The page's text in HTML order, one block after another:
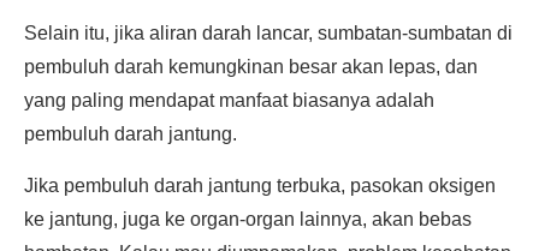
Selain itu, jika aliran darah lancar, sumbatan-sumbatan di
pembuluh darah kemungkinan besar akan lepas, dan
yang paling mendapat manfaat biasanya adalah
pembuluh darah jantung.
Jika pembuluh darah jantung terbuka, pasokan oksigen
ke jantung, juga ke organ-organ lainnya, akan bebas